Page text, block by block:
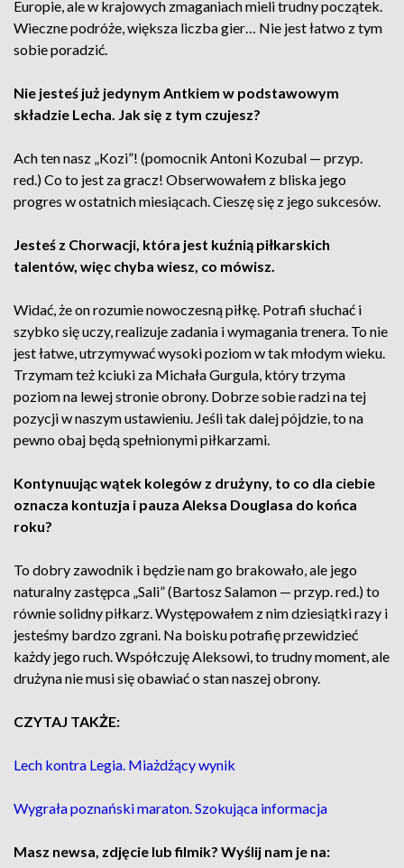
Europie, ale w krajowych zmaganiach mieli trudny początek.
Wieczne podróże, większa liczba gier… Nie jest łatwo z tym
sobie poradzić.
Nie jesteś już jedynym Antkiem w podstawowym
składzie Lecha. Jak się z tym czujesz?
Ach ten nasz „Kozi”! (pomocnik Antoni Kozubal — przyp.
red.) Co to jest za gracz! Obserwowałem z bliska jego
progres w ostatnich miesiącach. Cieszę się z jego sukcesów.
Jesteś z Chorwacji, która jest kuźnią piłkarskich
talentów, więc chyba wiesz, co mówisz.
Widać, że on rozumie nowoczesną piłkę. Potrafi słuchać i
szybko się uczy, realizuje zadania i wymagania trenera. To nie
jest łatwe, utrzymywać wysoki poziom w tak młodym wieku.
Trzymam też kciuki za Michała Gurgula, który trzyma
poziom na lewej stronie obrony. Dobrze sobie radzi na tej
pozycji w naszym ustawieniu. Jeśli tak dalej pójdzie, to na
pewno obaj będą spełnionymi piłkarzami.
Kontynuując wątek kolegów z drużyny, to co dla ciebie
oznacza kontuzja i pauza Aleksa Douglasa do końca
roku?
To dobry zawodnik i będzie nam go brakowało, ale jego
naturalny zastępca „Sali” (Bartosz Salamon — przyp. red.) to
równie solidny piłkarz. Występowałem z nim dziesiątki razy i
jesteśmy bardzo zgrani. Na boisku potrafię przewidzieć
każdy jego ruch. Współczuję Aleksowi, to trudny moment, ale
drużyna nie musi się obawiać o stan naszej obrony.
CZYTAJ TAKŻE:
Lech kontra Legia. Miażdżący wynik
Wygrała poznański maraton. Szokująca informacja
Masz newsa, zdjęcie lub filmik? Wyślij nam je na: